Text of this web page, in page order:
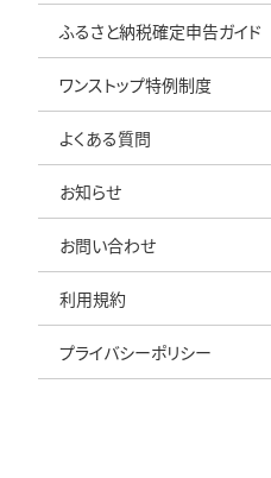
ふるさと納税確定申告ガイド
ワンストップ特例制度
よくある質問
お知らせ
お問い合わせ
利用規約
プライバシーポリシー